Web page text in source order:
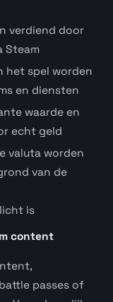
verdiend door
Steam
het spel worden
en diensten
waarde en
echt geld
valuta worden
van de
is
content
passes of